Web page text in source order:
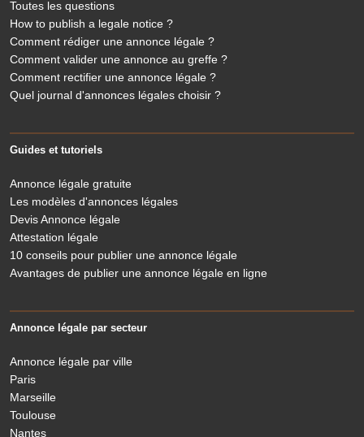
Toutes les questions
How to publish a legale notice ?
Comment rédiger une annonce légale ?
Comment valider une annonce au greffe ?
Comment rectifier une annonce légale ?
Quel journal d'annonces légales choisir ?
Guides et tutoriels
Annonce légale gratuite
Les modèles d'annonces légales
Devis Annonce légale
Attestation légale
10 conseils pour publier une annonce légale
Avantages de publier une annonce légale en ligne
Annonce légale par secteur
Annonce légale par ville
Paris
Marseille
Toulouse
Nantes